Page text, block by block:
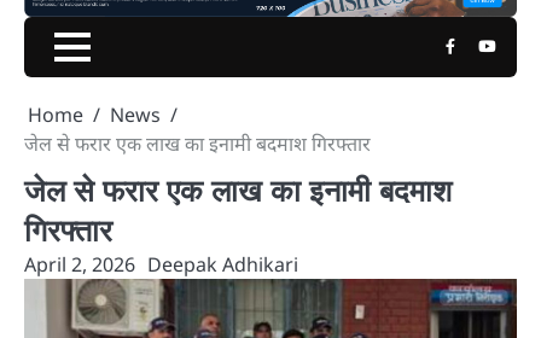
Facebook
Home
News
जेल से फरार एक लाख का इनामी बदमाश गिरफ्तार
जेल से फरार एक लाख का इनामी बदमाश
गिरफ्तार
April 2, 2026 Deepak Adhikari